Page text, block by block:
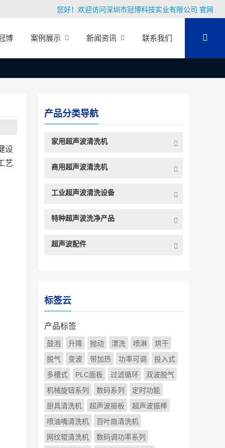
您好！欢迎访问深圳市冠博科技实业有限公司 官网
博 案例展示 新闻资讯 联系我们
设
艺
产品分类导航
家用超声波清洗机
商用超声波清洗机
工业超声波清洗设备
特种超声波洗净产品
超声波配件
标签云
产品标签
鼓泡 升降 抛动 漂洗 喷淋
烘干
脱气
变波 带加热 功率可调
投入式
多槽式
PLC面板 过滤循环
双波脱气
机械旋钮系列
数码系列
定时功能
厨具清洗机
超声波振板
超声波振棒
喷油嘴清洗机
百叶扇清洗机
网纹辊清洗机
数码调功率系列